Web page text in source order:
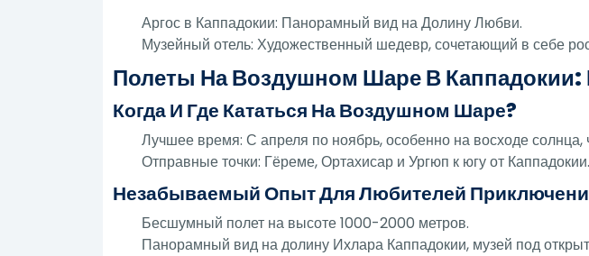
Аргос в Каппадокии: Панорамный вид на Долину Любви.
Музейный отель: Художественный шедевр, сочетающий в себе
Полеты На Воздушном Шаре В
Когда И Где Кататься На Воздушном Шаре?
Лучшее время: С апреля по ноябрь, особенно на восходе
Отправные точки: Гёреме, Ортахисар и Ургюп к югу от Каппадокии.
Незабываемый Опыт Для Любителей
Бесшумный полет на высоте 1000-2000 метров.
Панорамный вид на долину Ихлара Каппадокии, музей под